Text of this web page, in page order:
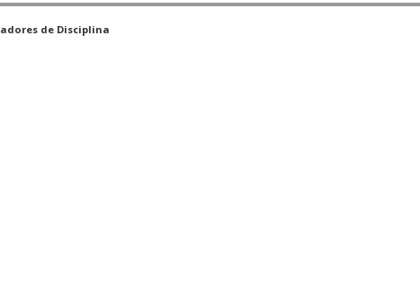
de Disciplina